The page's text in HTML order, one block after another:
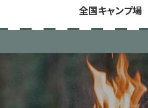
全国キャンプ場